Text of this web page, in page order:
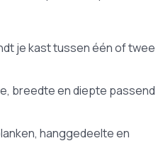
je kast tussen één of twee
breedte en diepte passend
hanggedeelte en